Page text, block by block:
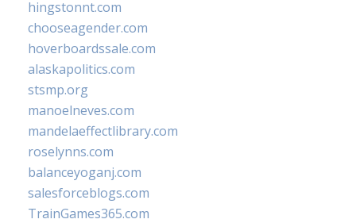
hingstonnt.com
chooseagender.com
hoverboardssale.com
alaskapolitics.com
stsmp.org
manoelneves.com
mandelaeffectlibrary.com
roselynns.com
balanceyoganj.com
salesforceblogs.com
TrainGames365.com